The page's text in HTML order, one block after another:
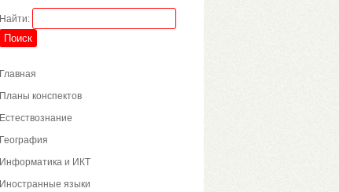
Найти:
Главная
Планы конспектов
Естествознание
География
Информатика и ИКТ
Иностранные языки